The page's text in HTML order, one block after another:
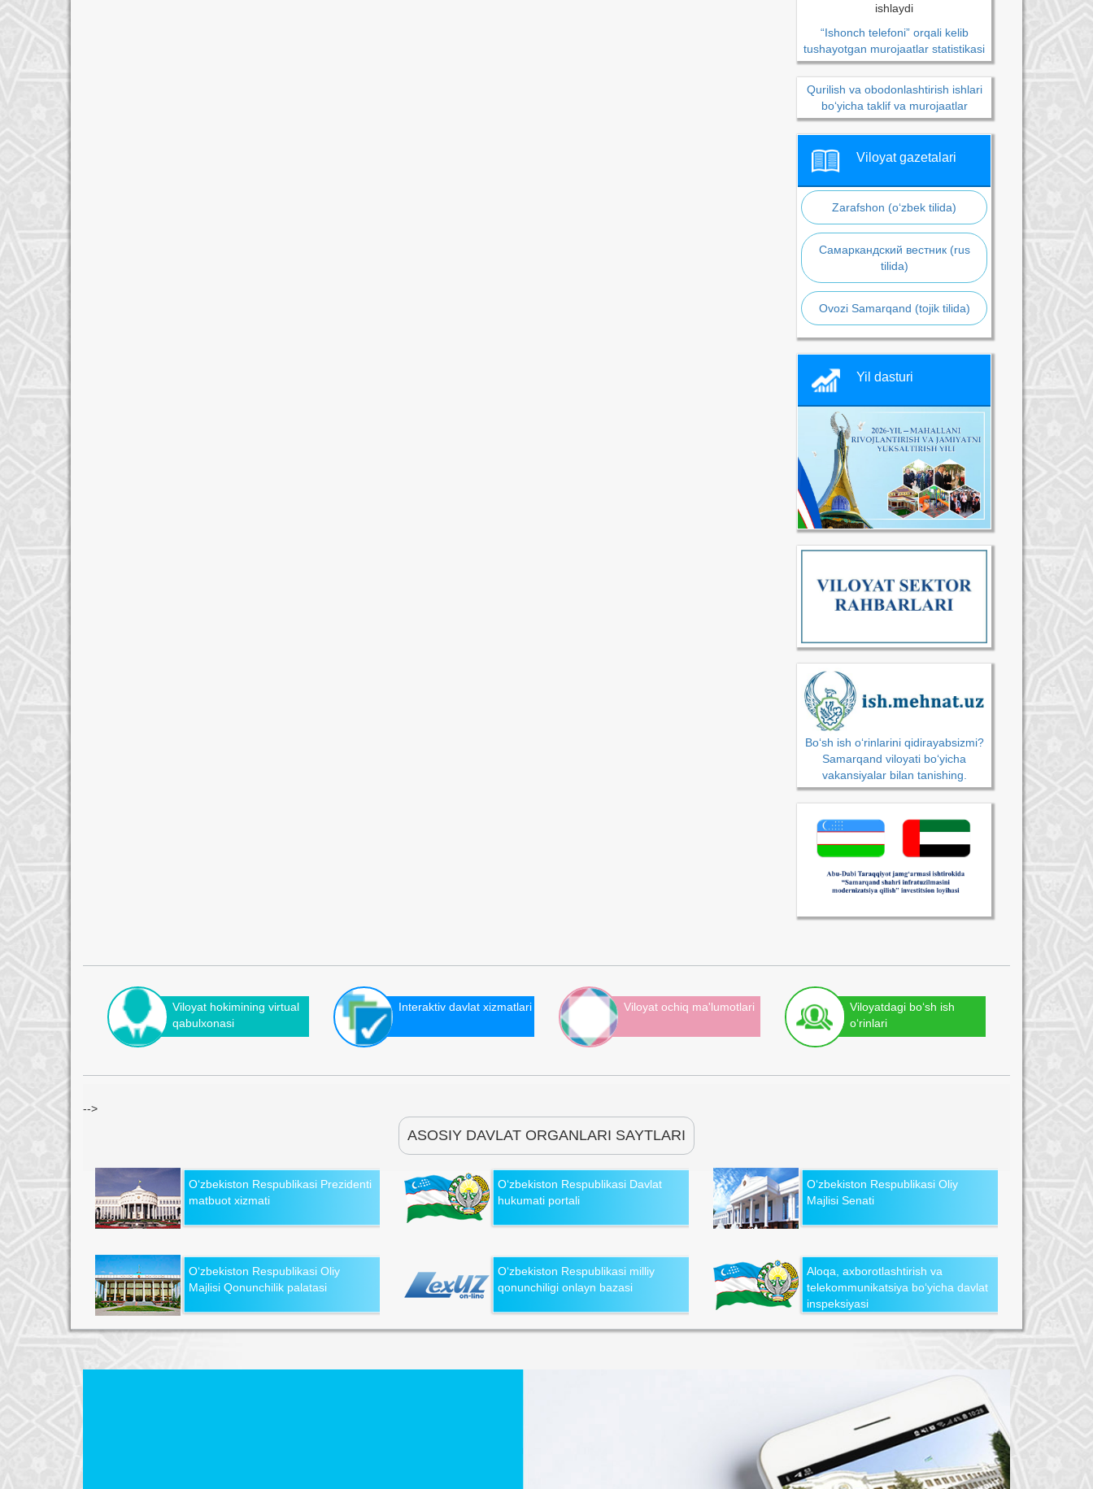
ishlaydi
“Ishonch telefoni” orqali kelib
tushayotgan murojaatlar statistikasi
Qurilish va obodonlashtirish ishlari
bo‘yicha taklif va murojaatlar
Viloyat gazetalari
Zarafshon (o‘zbek tilida)
Самаркандский вестник (rus
tilida)
Ovozi Samarqand (tojik tilida)
Yil dasturi
Bo‘sh ish o‘rinlarini qidirayabsizmi?
Samarqand viloyati bo‘yicha
vakansiyalar bilan tanishing.
Viloyat hokimining virtual
qabulxonasi
Interaktiv davlat xizmatlari Viloyat ochiq ma'lumotlari
Viloyatdagi bo‘sh ish
o‘rinlari
-->
ASOSIY DAVLAT ORGANLARI SAYTLARI
O‘zbekiston Respublikasi Prezidenti
matbuot xizmati
O‘zbekiston Respublikasi Davlat
hukumati portali
O‘zbekiston Respublikasi Oliy
Majlisi Senati
O‘zbekiston Respublikasi Oliy
Majlisi Qonunchilik palatasi
O‘zbekiston Respublikasi milliy
qonunchiligi onlayn bazasi
Aloqa, axborotlashtirish va
telekommunikatsiya bo‘yicha davlat
inspeksiyasi